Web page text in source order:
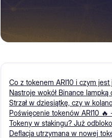
Co z tokenem ARI10 i czym
Nastroje wokół Binance lampką
Strzał w dziesiątkę, czy w
Poświęcenie tokenów ARI10
Tokeny w stakingu? Już
Deflacja utrzymana w nowej